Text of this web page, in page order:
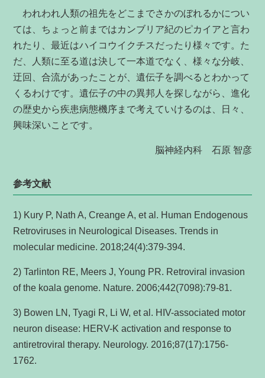
われわれ人類の祖先をどこまでさかのぼれるかについ
ては、ちょっと前まではカンブリア紀のピカイアと言わ
れたり、最近はハイコウイクチスだったり様々です。た
だ、人類に至る道は決して一本道でなく、様々な分岐、
迂回、合流があったことが、遺伝子を調べるとわかって
くるわけです。遺伝子の中の異邦人を探しながら、進化
の歴史から疾患病態機序まで考えていけるのは、日々、
興味深いことです。
脳神経内科 石原 智彦
参考文献
1) Kury P, Nath A, Creange A, et al. Human Endogenous
Retroviruses in Neurological Diseases. Trends in
molecular medicine. 2018;24(4):379-394.
2) Tarlinton RE, Meers J, Young PR. Retroviral invasion
of the koala genome. Nature. 2006;442(7098):79-81.
3) Bowen LN, Tyagi R, Li W, et al. HIV-associated motor
neuron disease: HERV-K activation and response to
antiretroviral therapy. Neurology. 2016;87(17):1756-
1762.